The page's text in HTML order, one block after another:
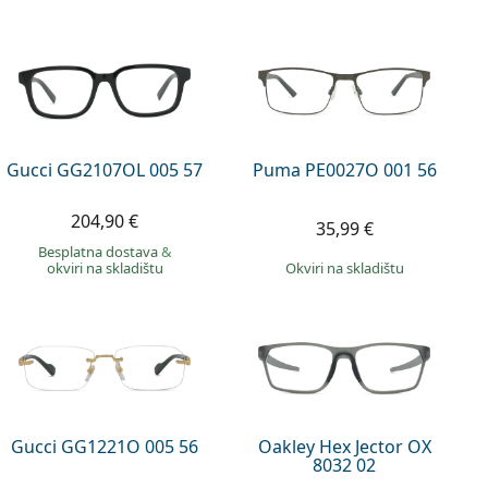
Gucci GG2107OL 005 57
204,90 €
Besplatna dostava&
okviri na skladištu
Puma PE0027O 001 56
35,99 €
okviri na skladištu
Gucci GG1221O 005 56 Oakley Hex Jector OX
8032 02